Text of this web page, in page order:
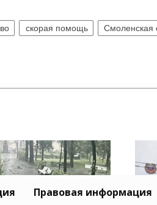
скорая помощь Смоленская
Правовая информация